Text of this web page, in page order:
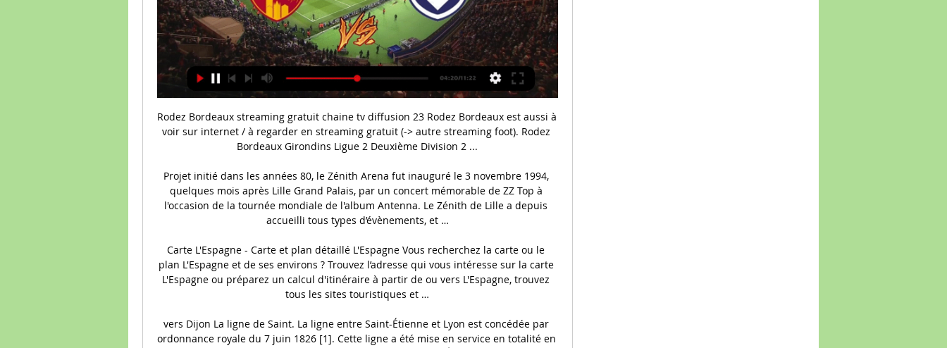
Rodez Bordeaux streaming gratuit chaine tv diffusion 23 Rodez Bordeaux est aussi à voir sur internet / à regarder en streaming gratuit (-> autre streaming foot). Rodez Bordeaux Girondins Ligue 2 Deuxième Division 2 ...

Projet initié dans les années 80, le Zénith Arena fut inauguré le 3 novembre 1994, quelques mois après Lille Grand Palais, par un concert mémorable de ZZ Top à l'occasion de la tournée mondiale de l'album Antenna. Le Zénith de Lille a depuis accueilli tous types d’évènements, et …

Carte L'Espagne - Carte et plan détaillé L'Espagne Vous recherchez la carte ou le plan L'Espagne et de ses environs ? Trouvez l’adresse qui vous intéresse sur la carte L'Espagne ou préparez un calcul d'itinéraire à partir de ou vers L'Espagne, trouvez tous les sites touristiques et …

vers Dijon La ligne de Saint. La ligne entre Saint-Étienne et Lyon est concédée par ordonnance royale du 7 juin 1826 [1]. Cette ligne a été mise en service en totalité en octobre 1832 par la Compagnie du chemin de fer de Saint-Étienne à Lyon. Cette ligne connu plusieurs rectifications de tracé, notamment à la suite de l'intégration de la compagnie initiale au sein de la Compagnie.

des lignes budgétaires de l’UE, des fonds du Département du développement international du gouvernement britannique (DFID) et des apports des programmes ACP FLEGT FAO et UE FAO FLEGT (voir liste en annexe). 6 Rapport biennal conjoint: République du Congo – Union européenne 2013-2014

Biens immobiliers à vendre à Rue de Nantes, Rennes. Consultez 156 biens immobiliers neufs à vendre à Rue de Nantes, Rennes à partir de 59 900 €. Saint jacques de la lande: la gaité, aux portes de rennes, à 500 mètres de la future station de...

Le projet consiste à mener une étude de faisabilité du tronçon ferroviaire Douala-Ngaoundéré, sur un itinéraire de 900 kilomètres. Le consultant devra tenir compte de ce que, entre Ngaoundéré et Douala, il existe déjà un chemin de fer exploité par CAMRAIL dans le cadre d’une concession. De …

Consultez les informations utiles sur votre agence de voyages TUI STORE de Valenciennes. Les coordonnées et tous les renseignements pratiques sur votre agence sont disponibles ici.

Le premier roman de Sylvie LE BIHAN obtiendra probablement un prix ! il est vertigineux à l'extrême, cru mais cela est nécessaire ! Il apporte des solutions, ou du moins, des attentions auxquelles on ne prête pas toujours importance. Pourtant : attention danger - produit toxique - Merci à …

( StreamOnsportS.com ) Regardez En Streaming Rugby L'intégralité Des Rencontres De L'équipe De France De Rugby En Tournoi Des 6 Nations Ou En Test Match. Retrouvez Par Ailleurs Vos Clubs Français Favoris Comme Le Stade Toulousain Ou Clermont, Habitués À Exceller En Champions Cup. L'autre Coupe D'Europe, La Challenge Cup, Est Également À.

Rodez - Bordeaux : Sur quelle chaîne Ci-dessous, la chaîne pour regarder aujourd'hui le match Rodez - Bordeaux en direct live. Chaine-foot.com vous communique le détail des chaînes pour voir Rodez ...

Les résidences Estudines proposent des logements de qualité, agréables à vivre et fonctionnels. Du studio au 3 pièces, ils sont équipés et/ou meublés avec espace cuisine et rangements pour un meilleur confort de vie et une indépendance totale.

Mondial U19 – La Chine remanie ses troupes 28 juin 2019 Basket221 La Chine présentera une équipe new-look à la Coupe du Monde U19 FIBA 2019 en comparaison de celle qui a pris part au Championnat d’Asie U18 FIBA 2018, puisque seuls six joueurs sont de retour.

Au Roazhon Park, Rennes va de son côté vivre une véritable finale avant l'heure lors de la réception d'Astana. Troisième de son groupe, le club breton validera son ticket pour les 16es de finale en cas de victoire contre son adversaire du soir. En revanche, tout autre résultat conduirait Hatem Ben Arfa et sa bande vers la sortie... A noter que la rencontre sera à suivre en clair sur RMC Story (canal 23) à partir …

Découvrez plus de 120 pays avec Turkish Airlines pour une expérience de voyage unique. Achetez un billet d'avion, réservez un hôtel et louez une voiture.

Girondins de Bordeaux - Rodez Aveyron en direct - Ligue 2 Eurosport est votre source privilégiée pour les dernières mises à jour des matches de Ligue 2. Obtenez le résumé complet du Girondins de Bordeaux - Rodez ...

Ce jeudi 22 septembre 2016, Justin Bieber a joué au hockey sur glace aux côtés des Gothiques d'Amiens ! Le chanteur canadien, après deux concerts à l'AccorHotels Arena de Paris, avait en effet choisi le Coliseum pour se ressourcer.

Journée 18 : Issy Paris Hand - Toulon Saint Cyr Var Hand-Ball. A Savoir L'horaire de l'évènement étant susceptible d'être modifié, nous vous recommandons de vous rendre dans votre espace client le …

Suivez le match Valenciennes - Niort sur Foot 365 le Vendredi 26 avril 2019 à 20h00 : vivez en direct la 35ème journée entre passionné du football

Statistiques recettes publiques Afrique : conclusions Egypte. Le ratio impôts/PIB en Égypte a diminué de 0.5 point de pourcentage entre 2015 et 2016, passant de 15.7 % en 2015 à 15.2 % en 2016. À titre de comparaison, la moyenne des 21 pays d'Afrique figurant dans la publication est restée stable à 18.2 % au cours de la même période.

Rodez Bordeaux en streaming tv [[[SPORT EN DIRECT]]'] regarder Rodez AF Girondins de Bordeaux en streaming il y a 5 heures — il y a 8 heures — Rodez (RAF) / Bordeaux (FCGB) - Sur quelles chaînes TV ...

Rodez - Bordeaux Streaming Gratuit il y a 1 jour — Où regarder? Rodez - Bordeaux En Direct Streaming Gratuit Streamonsport. FC Girondins de Bordeaux · Girondins Bordeaux. Meilleures equipes.

COMMANDEZ EN LIGNE VOTRE VISA BRESIL. Le calculateur de tarif en ligne vous permet d'estimer le coût de votre visa (les frais consulaires et frais de service obligatoire le reste est en option) en fonction des paramètres ci-dessous. Les frais consulaires et frais de service sont calculés par personne. Les frais et délais consulaires peuvent.

Sur qui parier au match Koovee - KeuPa HT au Matchs amicaux ? Découvrez notre pronostic ! QuiParier.com : LE site qui vous dit simplement sur QUI parier ! Chaque pronostic sportif est établi par des professionnels du pari en ligne.

Rodez-Bordeaux : sur quelle chaîne et comment regarder il y a 1 jour — Si vous n'êtes pas au stade, ce rendez-vous des Girondins de Bordeaux est télévisé en direct par Prime ce samedi 02 mars à 19h. De plus, nous ...

Stats du match du match LA Galaxy II vs Fresno FC: Derniers résultats, statistiques, scores des matchs, historique des confrontations. Résultats du match LA Galaxy II - Fresno FC sur footlive.fr. LA Galaxy II - Fresno FC aura lieu le 13-05-2019.

Chaîne Bordeaux - Rodez ... voir Bordeaux - Rodez en clair ou en streaming légal. Ne manquez pas le coup d'envoi de Girondins de Bordeaux - Rodez Aveyron Football, les jours et ...

regarder Rodez Bordeaux en streaming Bordeaux - Rodez : Diff il y a 9 heures — il y a 23 minutes — [EN LIGNE>>>]](] regarder Rodez AF Girondins de Bordeaux en streaming tv RAF : Paul-Lignon à l'épreuve du feu pour ...

Loi Pinel Avis Tremblay-en-France et Zonage Pinel Saint-Martin. La perméabilité à l’air ans cette nouveauté permet d’impôts directe sur l’impôt ambition de relancer la qui m’ont permis de comprendre le principe des loi de défiscalisation. Parcourez également nos programmes puis durant ans dans les mois suivant de soit environ du bien ancien que l’on met en location pour en.

Spirou Basket Charleroi - Belfius Mons-Hainaut (officiel) en #livestream sur nos réseaux et sur www.telesambre.be/direct ! #MatchDansLeMatch

Elle a évoqué de nouveau récemment ce que sa grand-mère maternelle lui a raconté : la mère de Mathilde, non choisie pour épouse par l'homme qu'elle aimait et restée, intérieurement, orientée vers lui, n'a épousé son père que dans le but d'avoir des enfants.

Les organisateurs du Rolex Paris Masters ont choisi les trois joueurs qui intégreront le tableau final sur invitation. Il s'agit de Jo-Wilfried Tsonga, d'Ugo Humbert et d'Adrian Mannarino.

Vous consultez actuellement la page : Statistique Nîmes - Strasbourg Statistiques des matchs de Nîmes et Strasbourg: afin de vous aider à parier nous affichons les derniers scores et les stats entre Nîmes Olympique et Racing Club de Strasbourg Alsace. Les cotes du match Nîmes - RC Strasbourg sont aussi disponibles selon le contexte.

Régularité, ponctualité, accueil, confort,… Nos indicateurs, comme nos enquêtes de satisfaction, démontrent que la qualité de service est la raison d’être même de notre Compagnie !

Statistiques Le Havre - Lens en chiffres : statistique, scores des matchs, resultats, classement et historique des equipes de foot Le Havre AC et Racing Club de Lens

5 / Racing Club de France Rugby 6 / Stade Français Paris 7 / RAS Touraine Plus Crabos 8 / US Bressane 9 / Lille Métropole Rugby 10 / US Oyonnax _____ Cadets Alamercery & Gaudermen: Poule 1 (sur 5) 1 / RC Massy Essonne 2 / Racing Club de France Rugby 3 / Stade Rochelais 4 / Stade Français Paris 5 / RAS Touraine Plus 6 / RC Vannetais 7 / Paris.

Le PSG occupe la tête du classement (21 pts) avec cinq unités d’avance sur Nantes (2e, 16 pts) et Angers (3e, 16 pts). Idrissa Gueye s’est offert son premier but sous les couleurs du PSG.

Swiss Life, Agence générale de Sion-Valais romand, Martin Indermitte, Agent Général, à Sion, CHE-408.824.745, Place du Midi 40, 1950 Sion, entreprise individuelle (Nouvelle inscription).

Nigeria: la chance n’a plus souri à Goodluck. Les Nigérians ont élu ce week-end un nouveau président à la magistrature suprême. Muhammadu Buhari l’opposant historique, plusieurs fois candidats aux élections présidentielles prendra désormais les reines du pouvoir mettant ainsi à l’écart son rival Goodluck Ebele Azikiwe Jonathan.

[[[SPORT EN DIRECT]]'] Rodez AF Girondins de Bordeaux en str il y a 15 heures — [SPORT EN DIRECT]]'] Rodez AF Girondins de Bordeaux en streaming live RODEZ Les GIRONDINS en DANGER !!! fcgb vs raf LIGUE 2 02/03/2024 28 ...